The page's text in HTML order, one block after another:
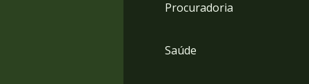
Procuradoria
Saúde